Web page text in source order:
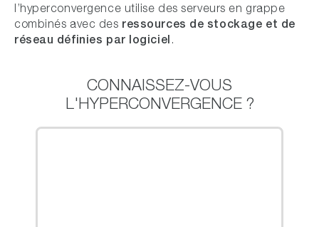
l’hyperconvergence utilise des serveurs en grappe
combinés avec des ressources de stockage et de
réseau définies par logiciel .
CONNAISSEZ-VOUS
L'HYPERCONVERGENCE ?